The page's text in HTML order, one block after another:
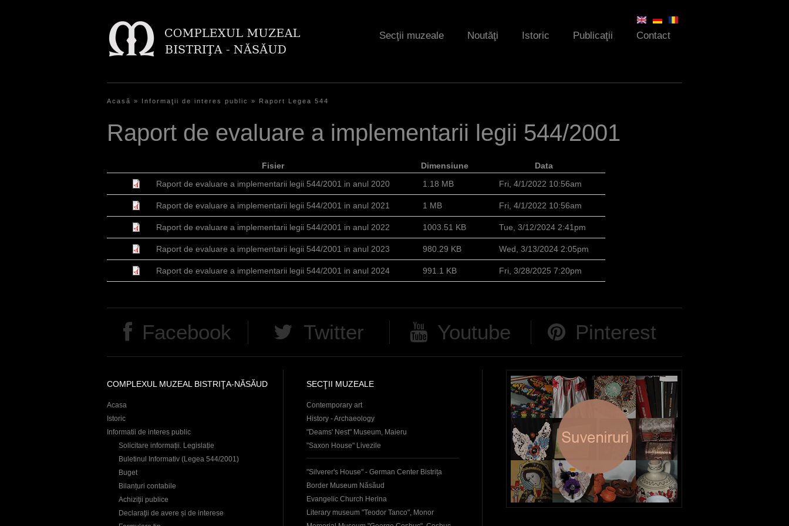
Secţii muzeale Noutăţi Istoric Publicaţii Contact
o
a
r
e
h
Acasă » Informaţii de interes public » Raport Legea 544
Raport de evaluare a implementarii legii 544/2001
Fisier Dimensiune
Data
Raport de evaluare a implementarii legii 544/2001 in anul 2020
1.18 MB Fri, 4/1/2022 10:56am
Raport de evaluare a implementarii legii 544/2001 in anul 2021 1 MB Fri, 4/1/2022 10:56am
Raport de evaluare a implementarii legii 544/2001 in anul 2022 1003.51 KB Tue, 3/12/2024 2:41pm
Raport de evaluare a implementarii legii 544/2001 in anul 2023 980.29 KB Wed, 3/13/2024 2:05pm
Raport de evaluare a implementarii legii 544/2001 in anul 2024 991.1 KB Fri, 3/28/2025 7:20pm
Facebook Twitter Youtube Pinterest
COMPLEXUL MUZEAL BISTRIŢA-NĂSĂUD
Acasa
Istoric
Informatii de interes public
Solicitare informații. Legislație
Buletinul Informativ (Legea 544/2001)
Buget
Bilanțuri contabile
Achiziţii publice
Declaraţii de avere și de interese
SECŢII MUZEALE
Contemporary art
History - Archaeology
"Deams' Nest" Museum, Maieru
"Saxon House" Livezile
"Silverer's House" - German Center Bistrița
Border Museum Năsăud
Evangelic Church Herina
Literary museum "Teodor Tanco", Monor